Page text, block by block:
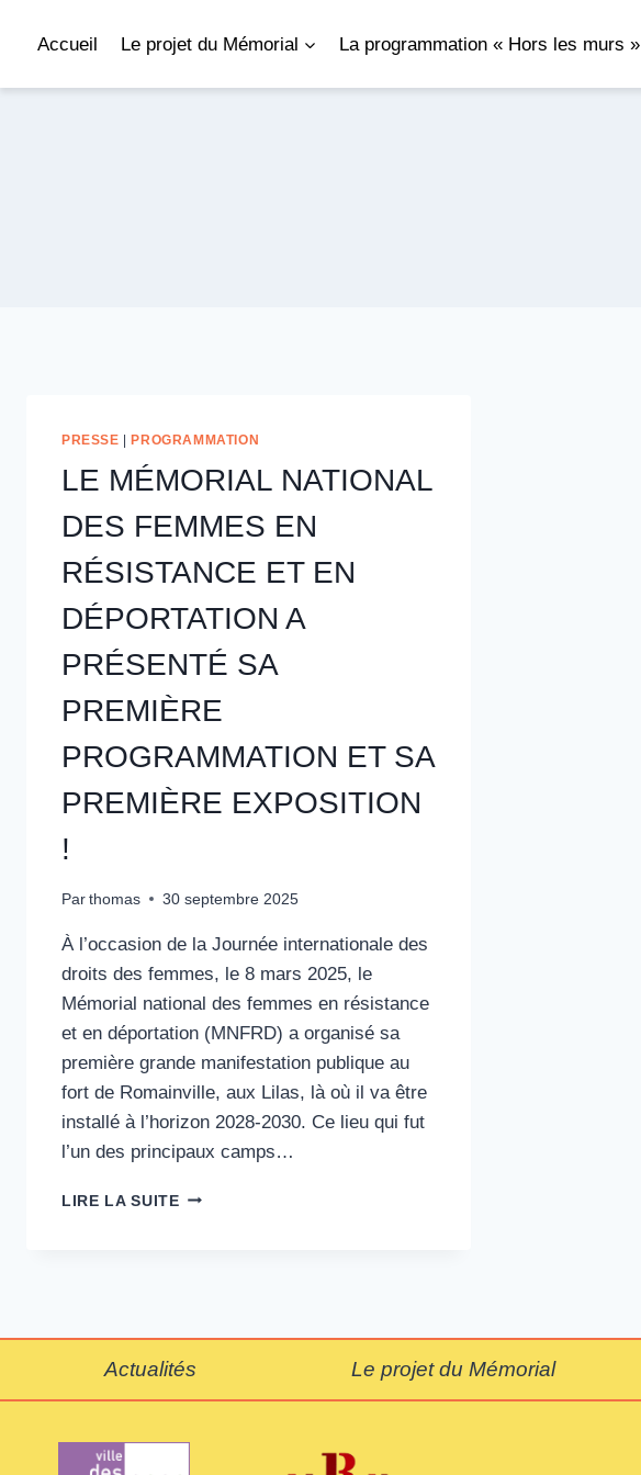
Accueil Le projet du Mémorial La programmation « Hors les murs »
PRESSE PROGRAMMATION
LE MÉMORIAL NATIONAL
DES FEMMES EN
RÉSISTANCE ET EN
DÉPORTATION A
PRÉSENTÉ SA
PREMIÈRE
PROGRAMMATION ET SA
PREMIÈRE EXPOSITION
!
Par thomas 30 septembre 2025
À l’occasion de la Journée internationale des
droits des femmes, le 8 mars 2025, le
Mémorial national des femmes en résistance
et en déportation (MNFRD) a organisé sa
première grande manifestation publique au
fort de Romainville, aux Lilas, là où il va être
installé à l’horizon 2028-2030. Ce lieu qui fut
l’un des principaux camps…
LIRE LA SUITELE
EN
DÉPORTATION
PRÉSENTÉ
Actualités Le projet du Mémorial